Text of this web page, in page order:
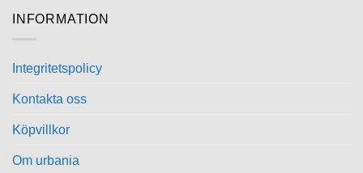
INFORMATION
Integritetspolicy
Kontakta oss
Köpvillkor
Om urbania